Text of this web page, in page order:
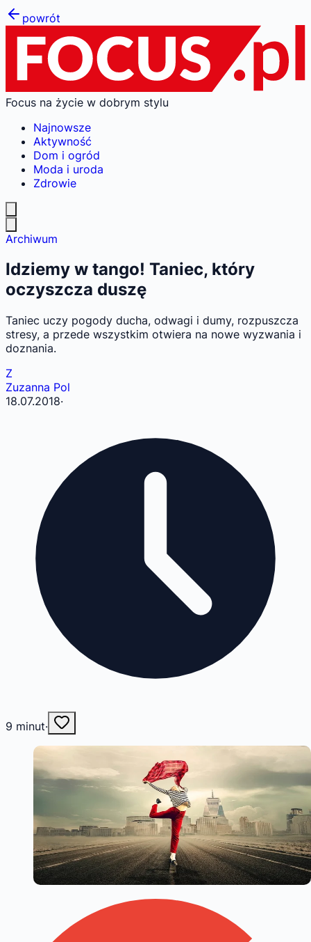
powrót
Focus na życie w dobrym stylu
Najnowsze
Aktywność
Dom i ogród
Moda i uroda
Zdrowie
Archiwum
Idziemy w tango! Taniec, który
oczyszcza duszę
Taniec uczy pogody ducha, odwagi i dumy, rozpuszcza
stresy, a przede wszystkim otwiera na nowe wyzwania i
doznania.
Z
Zuzanna Pol
18.07.2018·
9 minut·